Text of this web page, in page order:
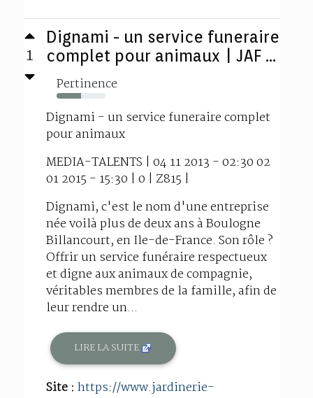
1
Dignami - un service funeraire
complet pour animaux | JAF ...
Pertinence
50%
Dignami - un service funeraire complet
pour animaux
MEDIA-TALENTS | 04 11 2013 - 02:30 02
01 2015 - 15:30 | 0 | Z815 |
Dignami, c'est le nom d'une entreprise
née voilà plus de deux ans à Boulogne
Billancourt, en Ile-de-France. Son rôle ?
Offrir un service funéraire respectueux
et digne aux animaux de compagnie,
véritables membres de la famille, afin de
leur rendre un...
LIRE LA SUITE
Site : https://www.jardinerie-